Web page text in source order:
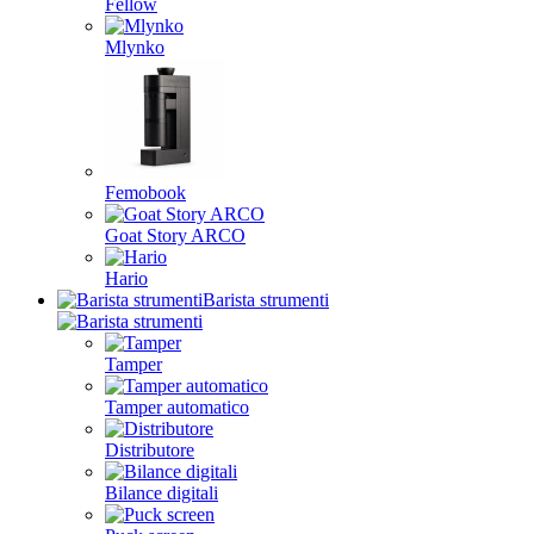
Fellow
Mlynko
Femobook
Goat Story ARCO
Hario
Barista strumenti
Tamper
Tamper automatico
Distributore
Bilance digitali